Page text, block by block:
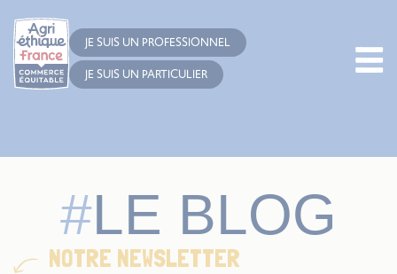
JE SUIS UN PROFESSIONNEL
JE SUIS UN PARTICULIER
LE BLOG
NOTRE NEWSLETTER